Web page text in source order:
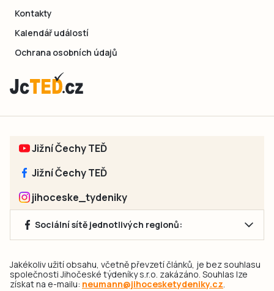
Kontakty
Kalendář událostí
Ochrana osobních údajů
Jižní Čechy TEĎ
Jižní Čechy TEĎ
jihoceske_tydeniky
Sociální sítě jednotlivých regionů:
Jakékoliv užití obsahu, včetně převzetí článků, je bez souhlasu
společnosti Jihočeské týdeníky s.r.o. zakázáno. Souhlas lze
získat na e-mailu: neumann@jihocesketydeniky.cz